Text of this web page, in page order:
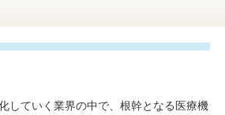
していく業界の中で、根幹となる医療機